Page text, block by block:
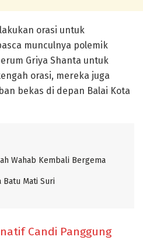
orasi untuk
munculnya polemik
Griya Shanta untuk
orasi, mereka juga
bekas di depan Balai Kota
Wahab Kembali Bergema
Batu Mati Suri
Candi Panggung